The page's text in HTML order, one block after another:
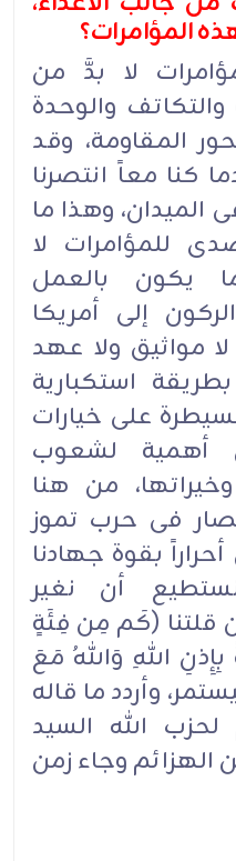
المؤامرات؟
لا بدَّ من
والوحدة
المقاومة، وقد
کنا معاً انتصرنا
المیدان، وهذا ما
للمؤامرات لا
یکون بالعمل
إلى أمریکا
لا مواثیق ولا عهد
استکباریة
على خیارات
أهمیة لشعوب
من هنا
فی حرب تموز
أحراراً بقوة جهادنا
أن نغیر
قلتنا (کَم مِن فِئَةٍ
اللهِ وَاللهُ مَعَ
وأردد ما قاله
لحزب الله السید
الهزائم وجاء زمن